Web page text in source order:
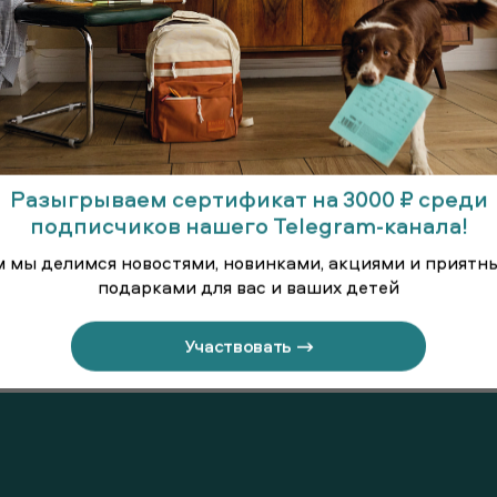
Брюки Брюки
Разыгрываем сертификат на 3000 ₽ среди
подписчиков нашего Telegram-канала!
мы делимся новостями, новинками, акциями и
подарками для вас и ваших детей
Участвовать →